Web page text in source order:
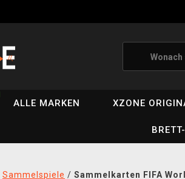
ALLE MARKEN XZONE
Sammelspiele / Sammelkarten FIFA